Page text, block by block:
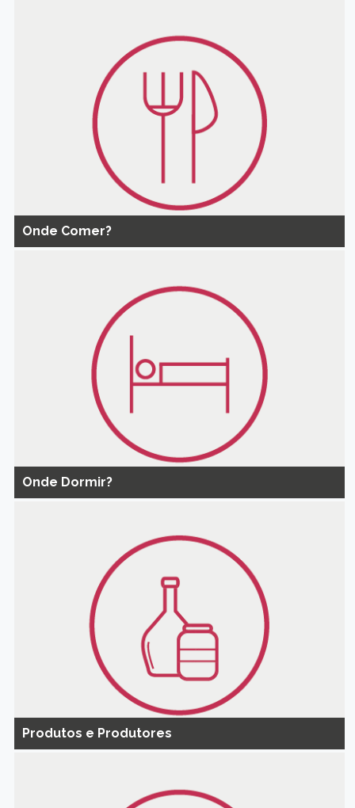
Onde Comer?
Onde Dormir?
Produtos e Produtores